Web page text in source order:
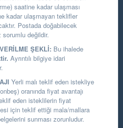
saatine kadar ulaşması
kadar ulaşmayan teklifler
Postada doğabilecek
değildir.
ŞEKLİ: Bu ihalede
Ayrıntılı bilgiye idari
Yerli malı teklif eden istekliye
oranında fiyat avantajı
eden isteklilerin fiyat
için teklif ettiği mala/mallara
sunması zorunludur.